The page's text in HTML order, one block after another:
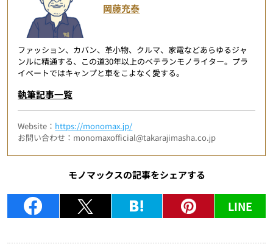
岡藤充泰
ファッション、カバン、革小物、クルマ、家電などあらゆるジャ
ンルに精通する、この道30年以上のベテランモノライター。プラ
イベートではキャンプと車をこよなく愛する。
執筆記事一覧
Website： https://monomax.jp/
お問い合わせ：monomaxofficial@takarajimasha.co.jp
モノマックスの記事をシェアする
LINE